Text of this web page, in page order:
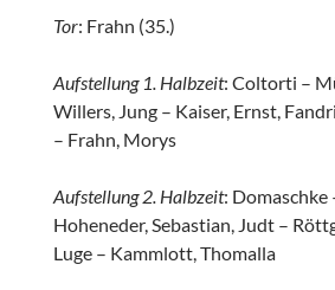
Tor: Frahn (35.)
Aufstellung 1. Halbzeit: Coltorti –
Willers, Jung – Kaiser, Ernst,
– Frahn, Morys
Aufstellung 2. Halbzeit: Domaschke
Hoheneder, Sebastian, Judt –
Luge – Kammlott, Thomalla